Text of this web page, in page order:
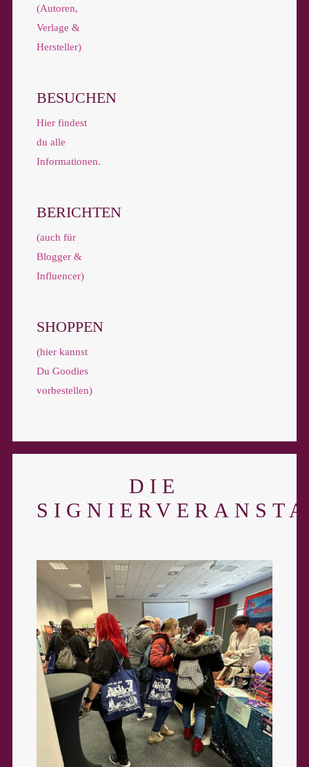
(Autoren,
Verlage &
Hersteller)
BESUCHEN
Hier findest
du alle
Informationen.
BERICHTEN
(auch für
Blogger &
Influencer)
SHOPPEN
(hier kannst
Du Goodies
vorbestellen)
DIE